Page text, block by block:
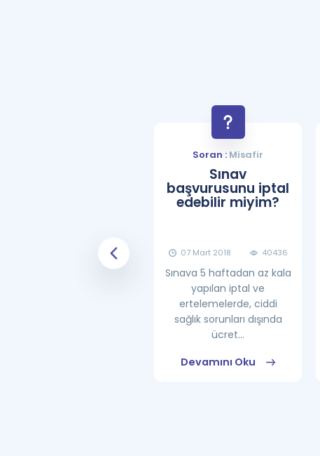
25869
Soran : Misafir
Sınav
başvurusunu iptal
edebilir miyim?
07 Mart 2018 40436
Sınava 5 haftadan az kala
yapılan iptal ve
ertelemelerde, ciddi
sağlık sorunları dışında
ücret...
Devamını Oku